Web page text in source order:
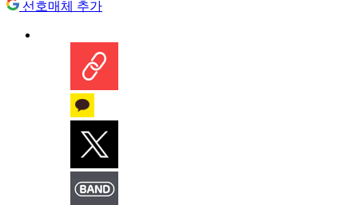
선호매체 추가